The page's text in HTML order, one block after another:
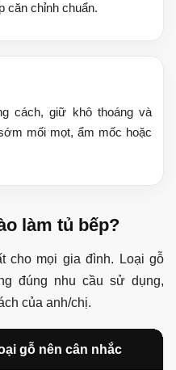
căn chỉnh chuẩn.
cách, giữ khô thoáng và
mối mọt, ẩm mốc hoặc
làm tủ bếp?
cho mọi gia đình. Loại gỗ
đúng nhu cầu sử dụng,
của anh/chị.
gỗ nên cân nhắc